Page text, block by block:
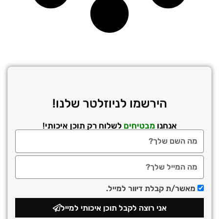
הירשמו לניוזלטר שלנו!
אנחנומבטיחיםלשלוח רק תוכן איכותי!
מאשר/ת קבלת דיוור למייל.
אני רוצה לקבל תוכן איכותי למייל